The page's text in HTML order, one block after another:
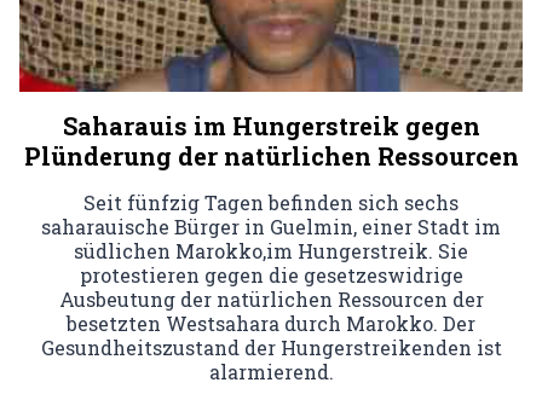
Saharauis im Hungerstreik gegen
Plünderung der natürlichen Ressourcen
Seit fünfzig Tagen befinden sich sechs
saharauische Bürger in Guelmin, einer Stadt im
südlichen Marokko,im Hungerstreik. Sie
protestieren gegen die gesetzeswidrige
Ausbeutung der natürlichen Ressourcen der
besetzten Westsahara durch Marokko. Der
Gesundheitszustand der Hungerstreikenden ist
alarmierend.